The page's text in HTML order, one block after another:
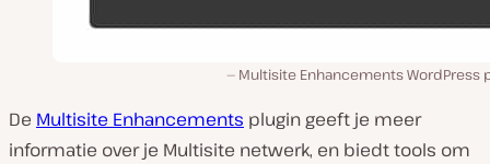
Multisite Enhancements WordPress
De Multisite Enhancements plugin geeft je meer
informatie over je Multisite netwerk, en biedt tools om